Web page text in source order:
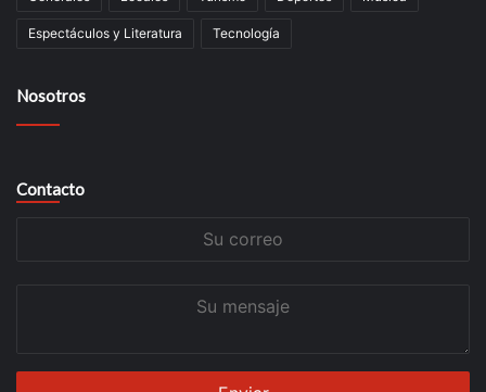
Espectáculos y Literatura Tecnología
Nosotros
Contacto